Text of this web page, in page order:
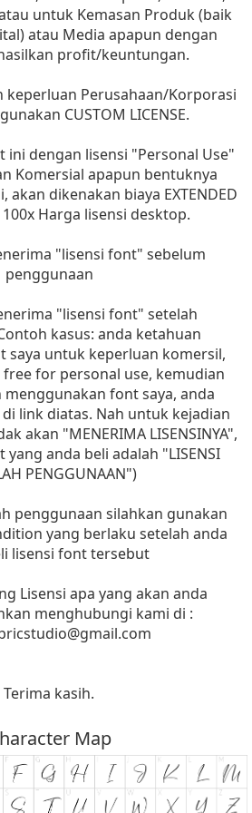
untuk Kemasan Produk (baik
atau Media apapun dengan
profit/keuntungan.
keperluan Perusahaan/Korporasi
CUSTOM LICENSE.
dengan lisensi "Personal Use"
Komersial apapun bentuknya
akan dikenakan biaya EXTENDED
100x Harga lisensi desktop.
"lisensi font" sebelum
penggunaan
"lisensi font" setelah
kasus: anda ketahuan
saya untuk keperluan komersil,
free for personal use, kemudian
font saya, anda
link diatas. Nah untuk kejadian
akan "MENERIMA LISENSINYA",
anda beli adalah "LISENSI
PENGGUNAAN")
penggunaan silahkan gunakan
yang berlaku setelah anda
lisensi font tersebut
Lisensi apa yang akan anda
menghubungi kami di :
Terima kasih.
Map